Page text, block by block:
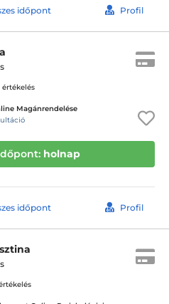
időpont Profil
értékelés
Magánrendelése
holnap
időpont Profil